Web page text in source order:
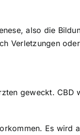
also die
Verletzungen
geweckt.
Es wird